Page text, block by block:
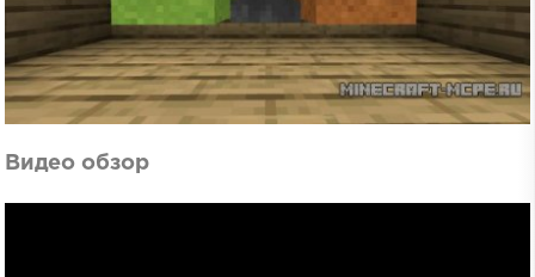
Видео обзор